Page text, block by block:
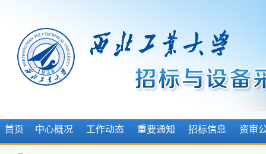
首页 中心概况 工作动态 重要通知 招标信息 资审